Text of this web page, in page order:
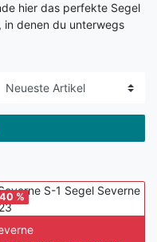
hier das perfekte Segel
in denen du unterwegs
%